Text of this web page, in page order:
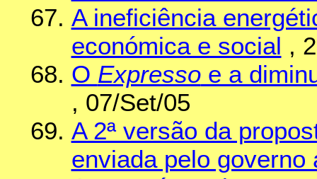
A ineficiência
económica e social ,
O Expressoe a
, 07/Set/05
A 2ª versão da
enviada pelo